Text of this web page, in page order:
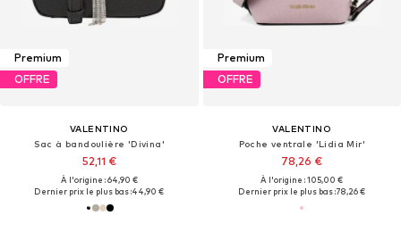
Premium
OFFRE
VALENTINO
Sac à bandoulière 'Divina'
52,11 €
À l'origine : 64,90 €
Dernier prix le plus bas :44,90 €
Premium
OFFRE
VALENTINO
Poche ventrale 'Lidia Mir'
78,26 €
À l'origine : 105,00 €
Dernier prix le plus bas :78,26 €